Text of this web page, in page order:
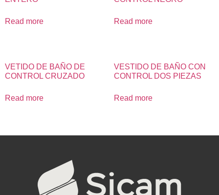
Read more Read more
VETIDO DE BAÑO DE
CONTROL CRUZADO
Read more
VESTIDO DE BAÑO CON
CONTROL DOS PIEZAS
Read more